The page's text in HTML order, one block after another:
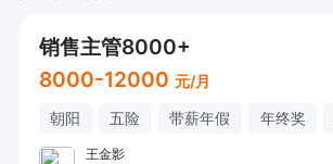
销售主管8000+
8000-12000 元/月
朝阳 五险 带薪年假 年终奖
王金影